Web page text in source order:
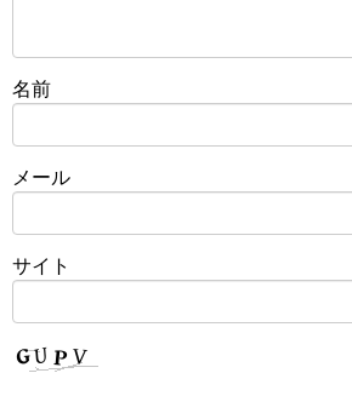
名前
メール
サイト